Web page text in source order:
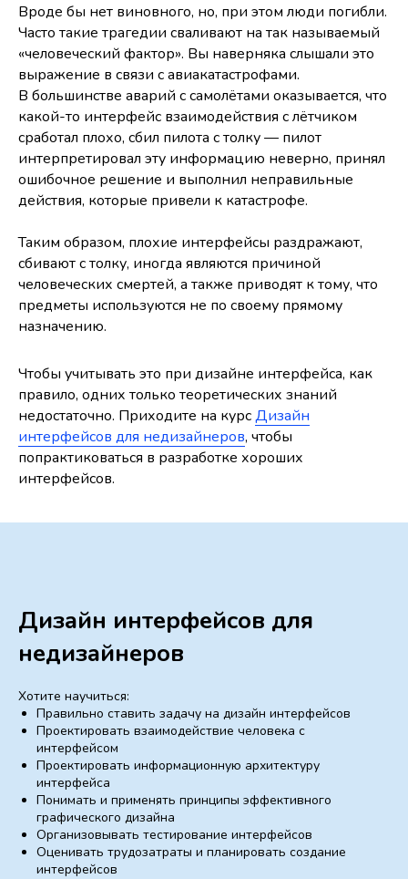
Вроде бы нет виновного, но, при этом люди погибли.
Часто такие трагедии сваливают на так называемый
«человеческий фактор». Вы наверняка слышали это
выражение в связи с авиакатастрофами.
В большинстве аварий с самолётами оказывается, что
какой-то интерфейс взаимодействия с лётчиком
сработал плохо, сбил пилота с толку — пилот
интерпретировал эту информацию неверно, принял
ошибочное решение и выполнил неправильные
действия, которые привели к катастрофе.
Таким образом, плохие интерфейсы раздражают,
сбивают с толку, иногда являются причиной
человеческих смертей, а также приводят к тому, что
предметы используются не по своему прямому
назначению.
Чтобы учитывать это при дизайне интерфейса, как
правило, одних только теоретических знаний
недостаточно. Приходите на курсДизайн
интерфейсов для недизайнеров, чтобы
попрактиковаться в разработке хороших
интерфейсов.
Дизайн интерфейсов для
недизайнеров
Хотите научиться:
Правильно ставить задачу на дизайн интерфейсов
Проектировать взаимодействие человека с
интерфейсом
Проектировать информационную архитектуру
интерфейса
Понимать и применять принципы эффективного
графического дизайна
Организовывать тестирование интерфейсов
Оценивать трудозатраты и планировать создание
интерфейсов